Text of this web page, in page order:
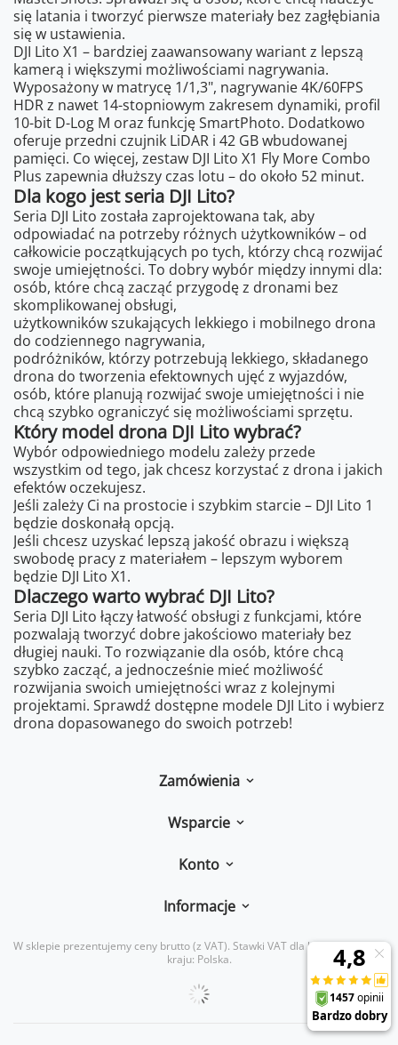
się latania i tworzyć pierwsze materiały bez zagłębiania
się w ustawienia.
DJI Lito X1 – bardziej zaawansowany wariant z lepszą
kamerą i większymi możliwościami nagrywania.
Wyposażony w matrycę 1/1,3", nagrywanie 4K/60FPS
HDR z nawet 14-stopniowym zakresem dynamiki, profil
10-bit D-Log M oraz funkcję SmartPhoto. Dodatkowo
oferuje przedni czujnik LiDAR i 42 GB wbudowanej
pamięci. Co więcej, zestaw DJI Lito X1 Fly More Combo
Plus zapewnia dłuższy czas lotu – do około 52 minut.
Dla kogo jest seria DJI Lito?
Seria DJI Lito została zaprojektowana tak, aby
odpowiadać na potrzeby różnych użytkowników – od
całkowicie początkujących po tych, którzy chcą rozwijać
swoje umiejętności. To dobry wybór między innymi dla:
osób, które chcą zacząć przygodę z dronami bez
skomplikowanej obsługi,
użytkowników szukających lekkiego i mobilnego drona
do codziennego nagrywania,
podróżników, którzy potrzebują lekkiego, składanego
drona do tworzenia efektownych ujęć z wyjazdów,
osób, które planują rozwijać swoje umiejętności i nie
chcą szybko ograniczyć się możliwościami sprzętu.
Który model drona DJI Lito wybrać?
Wybór odpowiedniego modelu zależy przede
wszystkim od tego, jak chcesz korzystać z drona i jakich
efektów oczekujesz.
Jeśli zależy Ci na prostocie i szybkim starcie – DJI Lito 1
będzie doskonałą opcją.
Jeśli chcesz uzyskać lepszą jakość obrazu i większą
swobodę pracy z materiałem – lepszym wyborem
będzie DJI Lito X1.
Dlaczego warto wybrać DJI Lito?
Seria DJI Lito łączy łatwość obsługi z funkcjami, które
pozwalają tworzyć dobre jakościowo materiały bez
długiej nauki. To rozwiązanie dla osób, które chcą
szybko zacząć, a jednocześnie mieć możliwość
rozwijania swoich umiejętności wraz z kolejnymi
projektami. Sprawdź dostępne modele DJI Lito i wybierz
drona dopasowanego do swoich potrzeb!
Zamówienia
Wsparcie
Konto
Informacje
W sklepie prezentujemy ceny brutto (z VAT). Stawki VAT dla konsumentów z
kraju: Polska.